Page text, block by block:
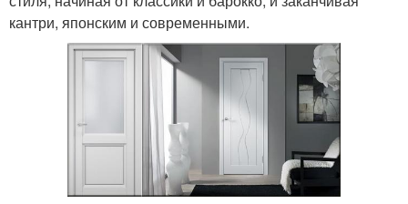
кантри, японским и современными.